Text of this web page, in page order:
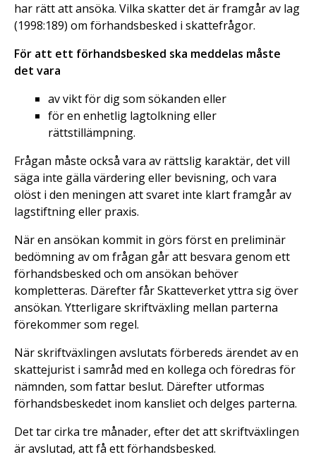
har rätt att ansöka. Vilka skatter det är framgår av lag
(1998:189) om förhandsbesked i skattefrågor.
För att ett förhandsbesked ska meddelas måste
det vara
av vikt för dig som sökanden eller
för en enhetlig lagtolkning eller
rättstillämpning.
Frågan måste också vara av rättslig karaktär, det vill
säga inte gälla värdering eller bevisning, och vara
olöst i den meningen att svaret inte klart framgår av
lagstiftning eller praxis.
När en ansökan kommit in görs först en preliminär
bedömning av om frågan går att besvara genom ett
förhandsbesked och om ansökan behöver
kompletteras. Därefter får Skatteverket yttra sig över
ansökan. Ytterligare skriftväxling mellan parterna
förekommer som regel.
När skriftväxlingen avslutats förbereds ärendet av en
skattejurist i samråd med en kollega och föredras för
nämnden, som fattar beslut. Därefter utformas
förhandsbeskedet inom kansliet och delges parterna.
Det tar cirka tre månader, efter det att skriftväxlingen
är avslutad, att få ett förhandsbesked.